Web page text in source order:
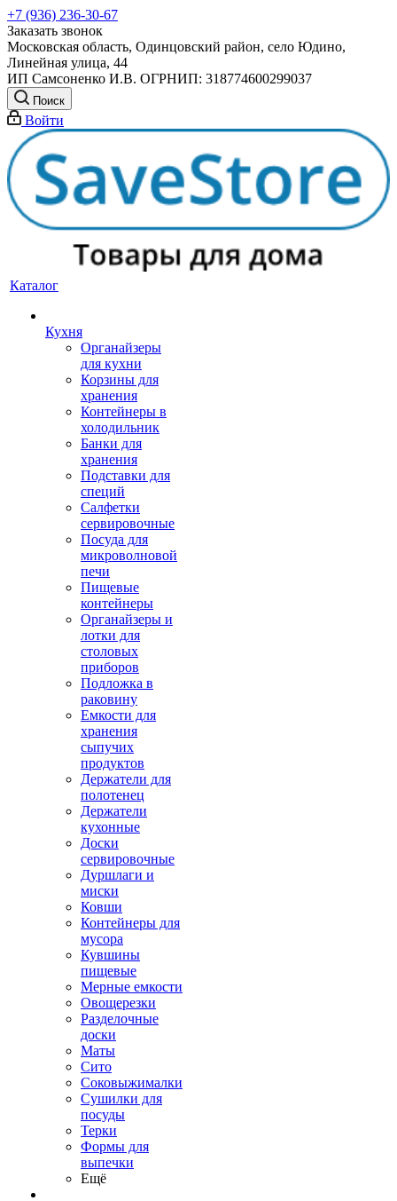
+7 (936) 236-30-67
Заказать звонок
Московская область, Одинцовский район, село Юдино,
Линейная улица, 44
ИП Самсоненко И.В. ОГРНИП: 318774600299037
Поиск
Войти
Каталог
Кухня
Органайзеры
для кухни
Корзины для
хранения
Контейнеры в
холодильник
Банки для
хранения
Подставки для
специй
Салфетки
сервировочные
Посуда для
микроволновой
печи
Пищевые
контейнеры
Органайзеры и
лотки для
столовых
приборов
Подложка в
раковину
Емкости для
хранения
сыпучих
продуктов
Держатели для
полотенец
Держатели
кухонные
Доски
сервировочные
Дуршлаги и
миски
Ковши
Контейнеры для
мусора
Кувшины
пищевые
Мерные емкости
Овощерезки
Разделочные
доски
Маты
Сито
Соковыжималки
Сушилки для
посуды
Терки
Формы для
выпечки
Ещё